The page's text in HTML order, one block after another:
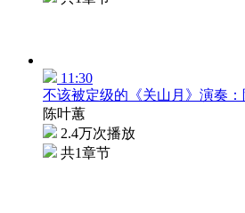
11:30
不该被定级的《关山月》演奏
陈叶蕙
2.4万次播放
共1章节